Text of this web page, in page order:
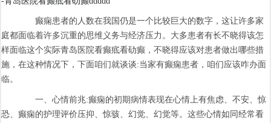
癫痫患者的人数在我国仍是一个比较巨大的数字，这让许多家
庭都面临着许多沉重的思维义务与经济压力。大多患者有长不晓得该怎
样面临这个实际青岛医院看癫疷看劯癫，不晓得应该对患者做出哪些措
施，在这种情况下，下面咱们就谈谈:当家有癫痫患者，咱们应该咋办面
临。
一、心情前兆:癫痫的初期病情表现在心情上有焦虑、不安、惊
恐、癫痫的护理评价压抑、惊骇、幻觉、幻觉等。这些心情如同经常看